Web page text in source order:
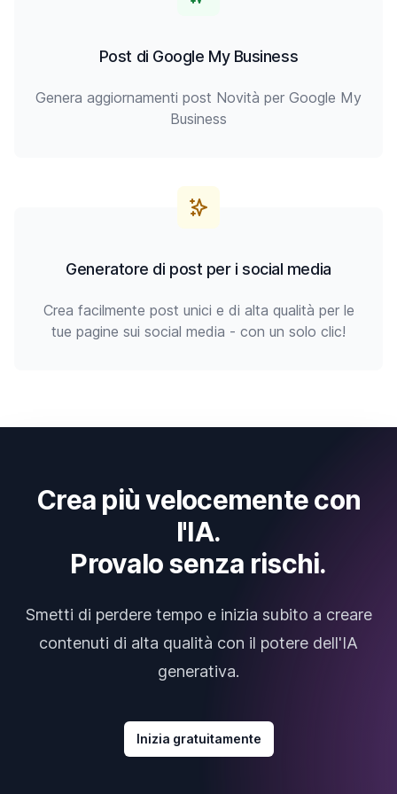
Post di Google My Business
Genera aggiornamenti post Novità per Google My
Business
Generatore di post per i social media
Crea facilmente post unici e di alta qualità per le
tue pagine sui social media - con un solo clic!
Crea più velocemente con
l'IA.
Provalo senza rischi.
Smetti di perdere tempo e inizia subito a creare
contenuti di alta qualità con il potere dell'IA
generativa.
Inizia gratuitamente